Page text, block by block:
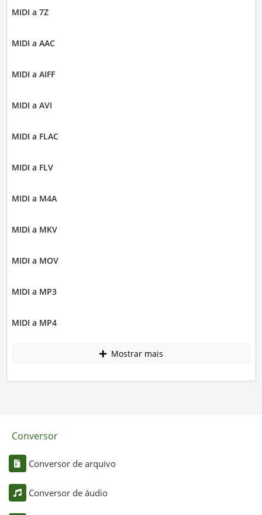
MIDI a 7Z
MIDI a AAC
MIDI a AIFF
MIDI a AVI
MIDI a FLAC
MIDI a FLV
MIDI a M4A
MIDI a MKV
MIDI a MOV
MIDI a MP3
MIDI a MP4
Mostrar mais
Conversor
Conversor de arquivo
Conversor de áudio